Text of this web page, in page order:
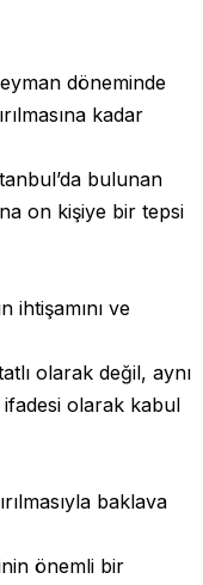
döneminde
kadar
bulunan
on kişiye bir tepsi
ihtişamını ve
olarak değil, aynı
olarak kabul
baklava
önemli bir